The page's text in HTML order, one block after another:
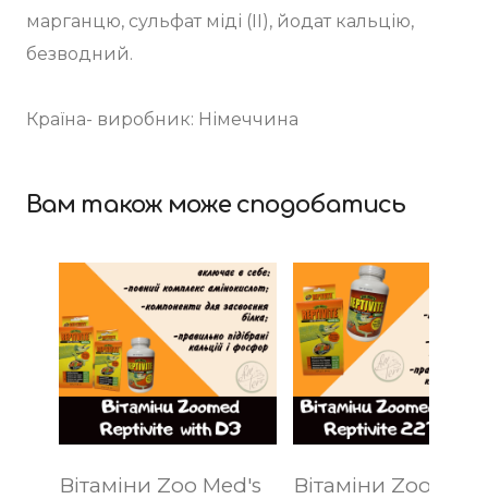
марганцю, сульфат міді (II), йодат кальцію,
безводний.
Країна- виробник: Німеччина
Вам також може сподобатись
Вітаміни Zoo Med's
Вітаміни Zoo